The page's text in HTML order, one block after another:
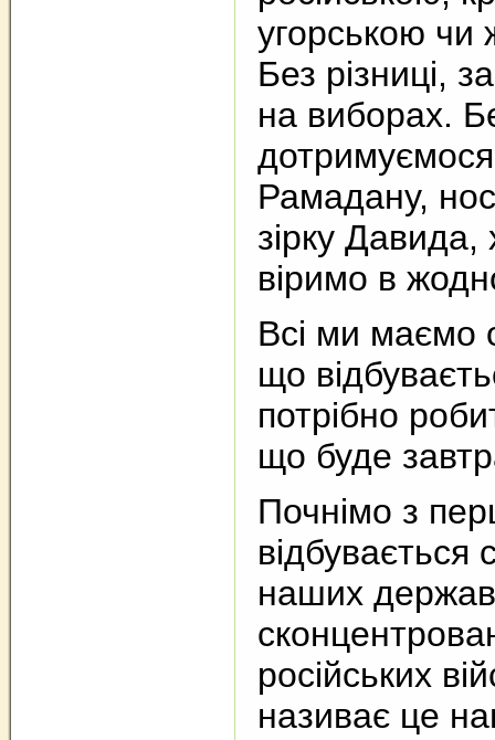
угорською
Без різниці,
на виборах.
Рамадану,
зірку
віримо в
Всі ми маємо
що
потрібно
що буде
Почнімо з
відбувається
наших
російських
називає це